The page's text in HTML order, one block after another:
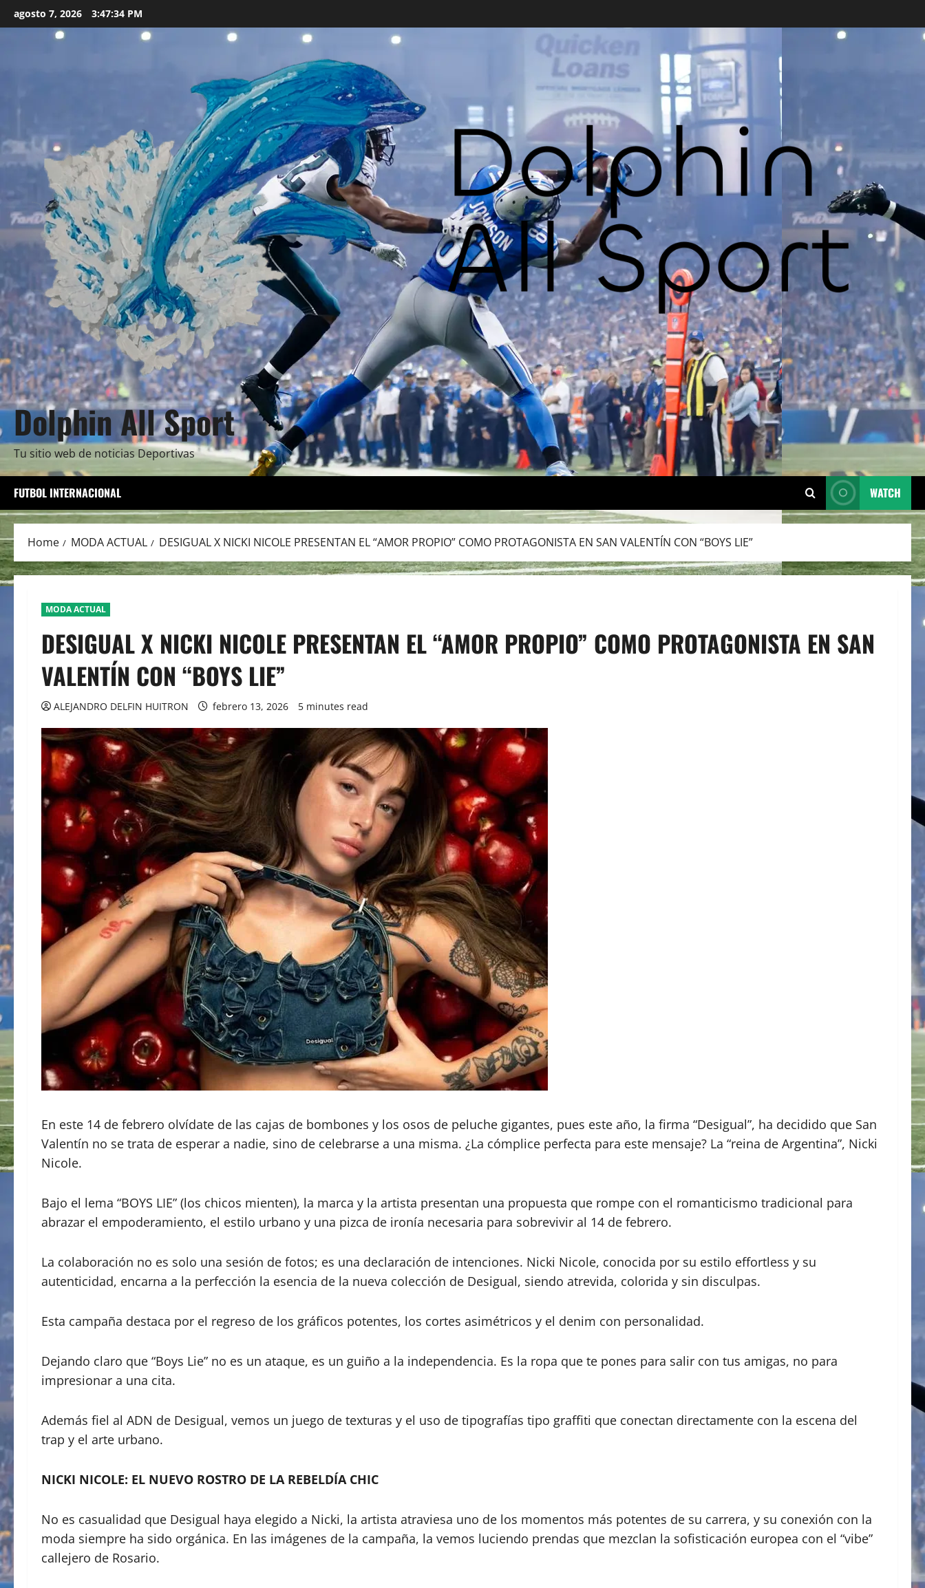
to
agosto 7, 2026 3:47:36 PM
Dolphin All Sport
Tu sitio web de noticias Deportivas
FUTBOL INTERNACIONAL WATCH
Home MODA ACTUAL DESIGUAL X NICKI NICOLE PRESENTAN EL “AMOR PROPIO” COMO PROTAGONISTA EN SAN VALENTÍN CON “BOYS LIE”
MODA ACTUAL
DESIGUAL X NICKI NICOLE PRESENTAN EL “AMOR PROPIO” COMO PROTAGONISTA EN SAN
VALENTÍN CON “BOYS LIE”
ALEJANDRO DELFIN HUITRON febrero 13, 2026 5 minutes read
​En este 14 de febrero olvídate de las cajas de bombones y los osos de peluche gigantes, pues este año, la firma “Desigual”, ha decidido que San
Valentín no se trata de esperar a nadie, sino de celebrarse a una misma. ¿La cómplice perfecta para este mensaje? La “reina de Argentina”, Nicki
Nicole.
​Bajo el lema “BOYS LIE” (los chicos mienten), la marca y la artista presentan una propuesta que rompe con el romanticismo tradicional para
abrazar el empoderamiento, el estilo urbano y una pizca de ironía necesaria para sobrevivir al 14 de febrero.
​La colaboración no es solo una sesión de fotos; es una declaración de intenciones. Nicki Nicole, conocida por su estilo effortless y su
autenticidad, encarna a la perfección la esencia de la nueva colección de Desigual, siendo atrevida, colorida y sin disculpas.
Esta campaña destaca por el regreso de los gráficos potentes, los cortes asimétricos y el denim con personalidad.
​Dejando claro que “Boys Lie” no es un ataque, es un guiño a la independencia. Es la ropa que te pones para salir con tus amigas, no para
impresionar a una cita.
​Además fiel al ADN de Desigual, vemos un juego de texturas y el uso de tipografías tipo graffiti que conectan directamente con la escena del
trap y el arte urbano.
NICKI NICOLE: EL NUEVO ROSTRO DE LA REBELDÍA CHIC
​No es casualidad que Desigual haya elegido a Nicki, la artista atraviesa uno de los momentos más potentes de su carrera, y su conexión con la
moda siempre ha sido orgánica. En las imágenes de la campaña, la vemos luciendo prendas que mezclan la sofisticación europea con el “vibe”
callejero de Rosario.